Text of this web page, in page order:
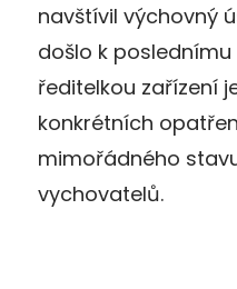
navštívil výchovný
došlo k
ředitelkou zařízení
konkrétních
mimořádného
vychovatelů.